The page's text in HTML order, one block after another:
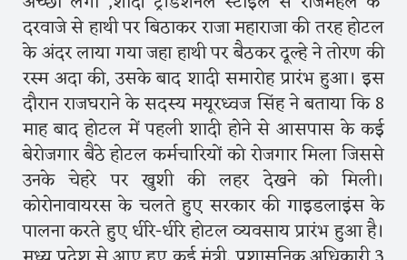
दरवाजे से हाथी पर बिठाकर राजा महाराजा की तरह होटल
के अंदर लाया गया जहा हाथी पर बैठकर दूल्हे ने तोरण की
रस्म अदा की, उसके बाद शादी समारोह प्रारंभ हुआ। इस
दौरान राजघराने के सदस्य मयूरध्वज सिंह ने बताया कि 8
माह बाद होटल में पहली शादी होने से आसपास के कई
बेरोजगार बैठे होटल कर्मचारियों को रोजगार मिला जिससे
उनके चेहरे पर खुशी की लहर देखने को मिली।
कोरोनावायरस के चलते हुए सरकार की गाइडलाइंस के
पालना करते हुए धीरे-धीरे होटल व्यवसाय प्रारंभ हुआ है।